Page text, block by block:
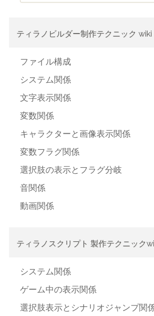
ティラノビルダー制作テクニック wiki
ファイル構成
システム関係
文字表示関係
変数関係
キャラクターと画像表示関係
変数フラグ関係
選択肢の表示とフラグ分岐
音関係
動画関係
ティラノスクリプト 製作テクニック
システム関係
ゲーム中の表示関係
選択肢表示とシナリオジャンプ関